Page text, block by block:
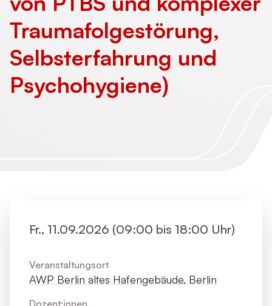
Trauma­folge­störung,
Selbst­erfahrung und
Psychohygiene)
Fr., 11.09.2026 (09:00 bis 18:00 Uhr)
Veranstaltungsort
AWP Berlin altes Hafengebäude, Berlin
Dozent:innen